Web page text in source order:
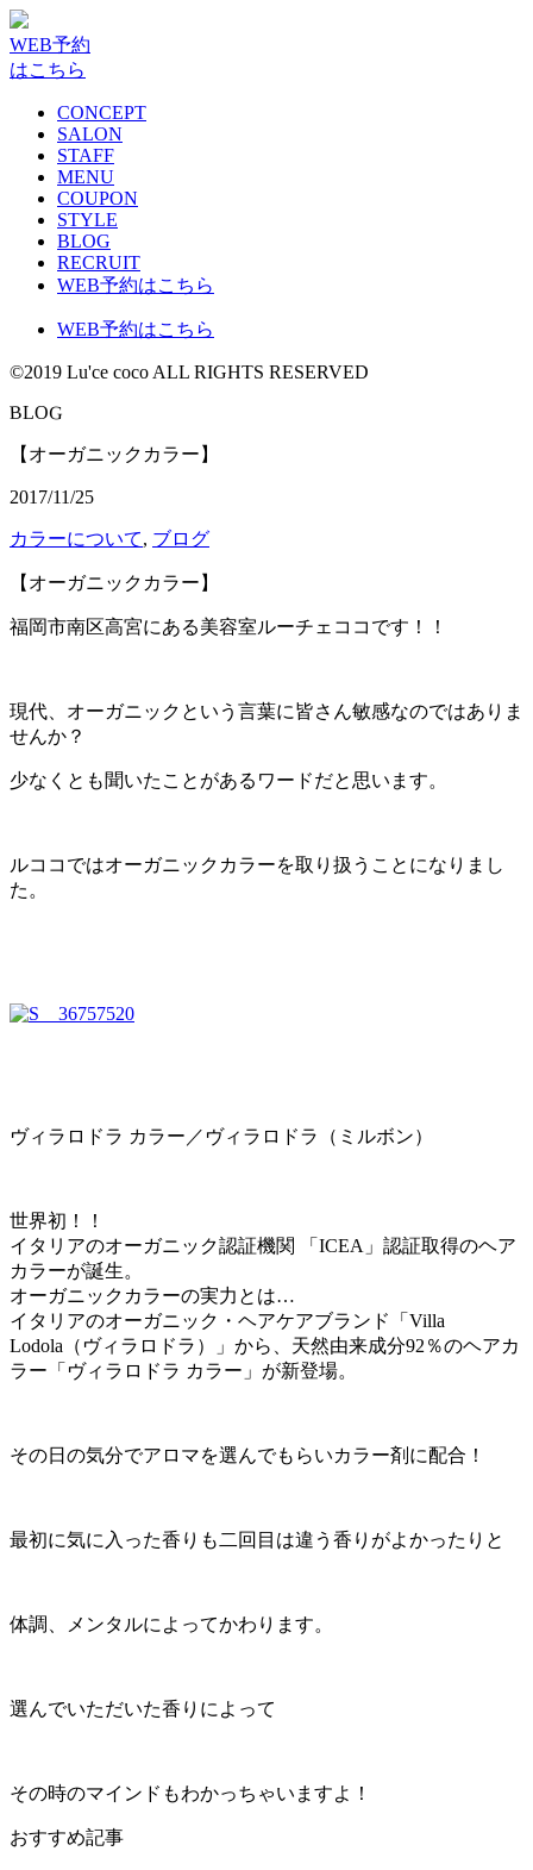
WEB予約
はこちら
CONCEPT
SALON
STAFF
MENU
COUPON
STYLE
BLOG
RECRUIT
WEB予約はこちら
WEB予約はこちら
©2019 Lu'ce coco ALL RIGHTS RESERVED
BLOG
【オーガニックカラー】
2017/11/25
カラーについて, ブログ
【オーガニックカラー】
福岡市南区高宮にある美容室ルーチェココです！！
現代、オーガニックという言葉に皆さん敏感なのではありま
せんか？
少なくとも聞いたことがあるワードだと思います。
ルココではオーガニックカラーを取り扱うことになりまし
た。
ヴィラロドラ カラー／ヴィラロドラ（ミルボン）
世界初！！
イタリアのオーガニック認証機関 「ICEA」認証取得のヘア
カラーが誕生。
オーガニックカラーの実力とは…
イタリアのオーガニック・ヘアケアブランド「Villa
Lodola（ヴィラロドラ）」から、天然由来成分92％のヘアカ
ラー「ヴィラロドラ カラー」が新登場。
その日の気分でアロマを選んでもらいカラー剤に配合！
最初に気に入った香りも二回目は違う香りがよかったりと
体調、メンタルによってかわります。
選んでいただいた香りによって
その時のマインドもわかっちゃいますよ！
おすすめ記事